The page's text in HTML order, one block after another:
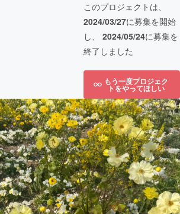
このプロジェクトは、
2024/03/27に募集を開始
し、 2024/05/24に募集を
終了しました
もう一度プロジェク
トをやってほしい